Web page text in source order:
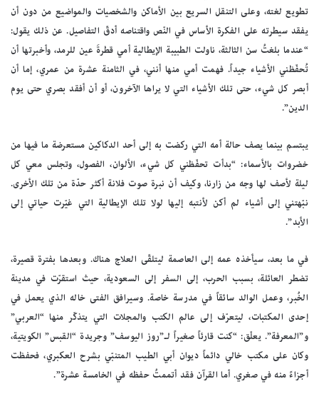
تطويع لغته، وعلى التنقل السريع بين الأماكن والشخصيات والمواضيع من دون أن
يفقد سيطرته على الفكرة الأساس في النّص واقتناصه أدقّ التفاصيل. عن ذلك يقول:
“عندما بلغتُ سن الثالثة، ناولت الطبيبة الإيطالية أمي قطرةَ عين للرمد، وأخبرتها أن
تُحفّظني الأشياء جيداً. فهمت أمي منها أنني، في الثامنة عشرة من عمري، إما أن
أبصر كل شيء، حتى تلك الأشياء التي لا يراها الآخرون، أو أن أفقد بصري حتى يوم
الدين”.
يبتسم بينما يصف حالة أمه التي ركضت به إلى أحد الدكاكين مستعرضة ما فيها من
خضروات بالأسماء: “بدأت تحفّظني كل شيء، الألوان، الفصول، وتجلس معي كل
ليلة لأصف لها وجه من زارنا، وكيف أن نبرة صوت فلانة أكثر حدّة من تلك الأخرى.
نبّهتني إلى أشياء لم أكن لأنتبه إليها لولا تلك الإيطالية التي غيّرت حياتي إلى
الأبد”.
في ما بعد، سيأخذه عمه إلى العاصمة ليتلقّى العلاج هناك. وبعدها بفترة قصيرة،
تضطر العائلة، بسبب الحرب، إلى السفر إلى السعودية، حيث استقرّت في مدينة
الخُبر، وعمل الوالد سائقاً في مدرسة خاصة. وسيرافق الفتى خاله الذي يعمل في
إحدى المكتبات، ليتعرّف إلى عالم الكتب والمجلات التي يتذكّر منها “العربي”
و”المعرفة”. يعلّق: “كنت قارئاً صغيراً لـ”روز اليوسف” وجريدة “القبس” الكويتية،
وكان على مكتب خالي دائماً ديوان أبي الطيب المتنبّي بشرح العكبري، فحفظت
أجزاءً منه في صغري. أما القرآن فقد أتممتُ حفظه في الخامسة عشرة”.